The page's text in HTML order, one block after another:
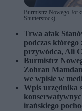
Burmistrz Nowego
Shutterstock)
Trwa atak
podczas którego
przywódca, Ali
Burmistrz
Zohran
we wpisie w
Wpis urzędnika
irańskiego